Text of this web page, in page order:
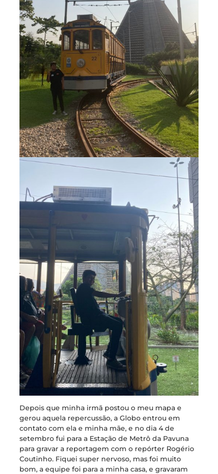
Depois que minha irmã postou o meu mapa e
gerou aquela repercussão, a Globo entrou em
contato com ela e minha mãe, e no dia 4 de
setembro fui para a Estação de Metrô da Pavuna
para gravar a reportagem com o repórter Rogério
Coutinho. Fiquei super nervoso, mas foi muito
bom, a equipe foi para a minha casa, e gravaram